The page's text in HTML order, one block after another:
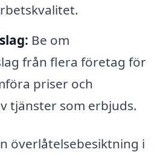
Be om
från flera företag för
priser och
tjänster som erbjuds.
överlåtelsebesiktning i